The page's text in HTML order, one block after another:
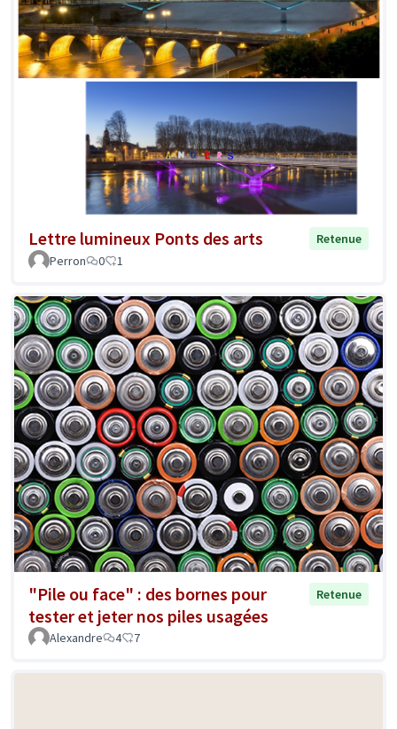
Lettre lumineux Ponts des arts
Retenue
Perron
0 1
"Pile ou face" : des bornes pour
tester et jeter nos piles usagées
Retenue
Alexandre 4 7